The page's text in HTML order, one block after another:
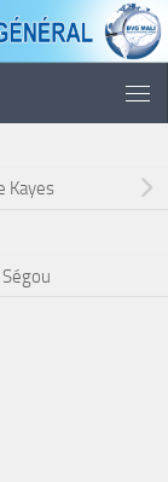
Kayes